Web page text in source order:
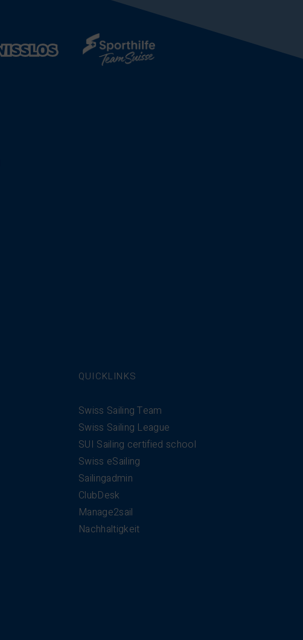
QUICKLINKS
Swiss Sailing Team
Swiss Sailing League
SUI Sailing certified school
Swiss eSailing
Sailingadmin
ClubDesk
Manage2sail
Nachhaltigkeit